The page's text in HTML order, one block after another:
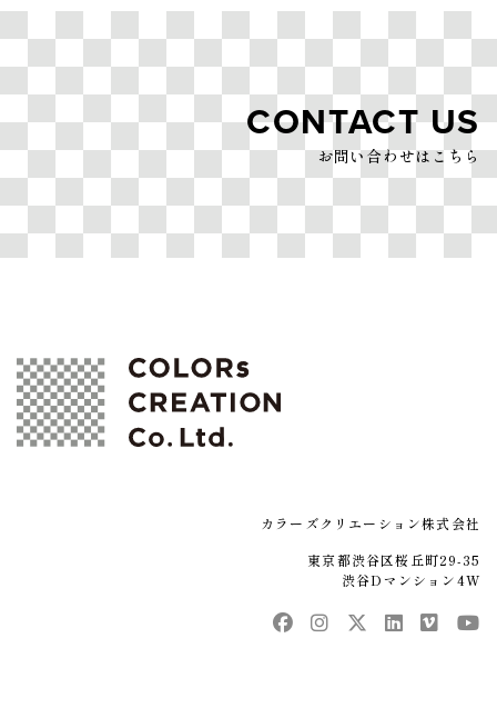
CONTACT US
お問い合わせはこちら
カラーズクリエーション株式会社
東京都渋谷区桜丘町29-35
渋谷Dマンション4W